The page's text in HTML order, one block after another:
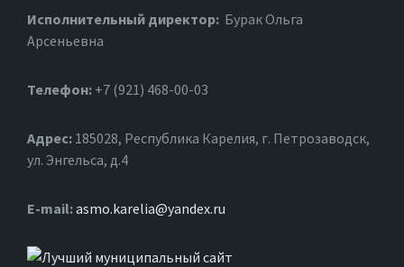
Исполнительный директор: Бурак Ольга
Арсеньевна
Телефон: +7 (921) 468-00-03
Адрес: 185028, Республика Карелия, г. Петрозаводск,
ул. Энгельса, д.4
Е-mail:asmo.karelia@yandex.ru